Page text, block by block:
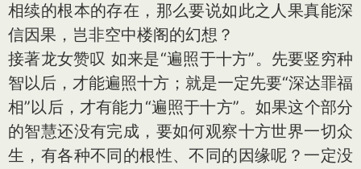
相续的根本的存在，那么要说如此之人果真能深
信因果，岂非空中楼阁的幻想？
接著龙女赞叹 如来是“遍照于十方”。先要竖穷种
智以后，才能遍照十方；就是一定先要“深达罪福
相”以后，才有能力“遍照于十方”。如果这个部分
的智慧还没有完成，要如何观察十方世界一切众
生，有各种不同的根性、不同的因缘呢？一定没